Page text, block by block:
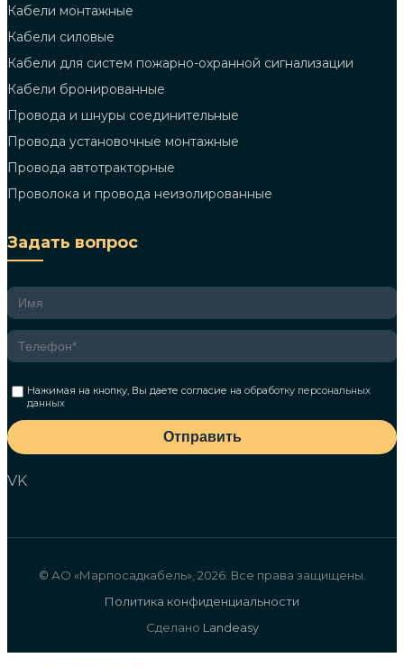
Кабели монтажные
Кабели силовые
Кабели для систем пожарно-охранной сигнализации
Кабели бронированные
Провода и шнуры соединительные
Провода установочные монтажные
Провода автотракторные
Проволока и провода неизолированные
Задать вопрос
Нажимая на кнопку, Вы даете согласие наобработку персональных
данных
Отправить
VK
© АО «Марпосадкабель», 2026. Все права защищены.
Политика конфиденциальности
Сделано Landeasy